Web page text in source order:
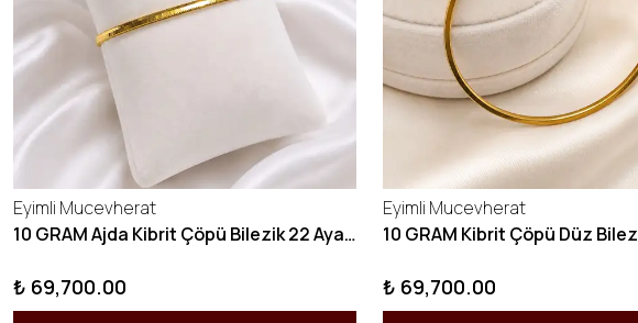
Eyimli Mucevherat
10 GRAM Ajda Kibrit Çöpü Bilezik 22 Ayar 22BLZ003
₺ 69,700.00
Eyimli Mucevherat
₺ 69,700.00